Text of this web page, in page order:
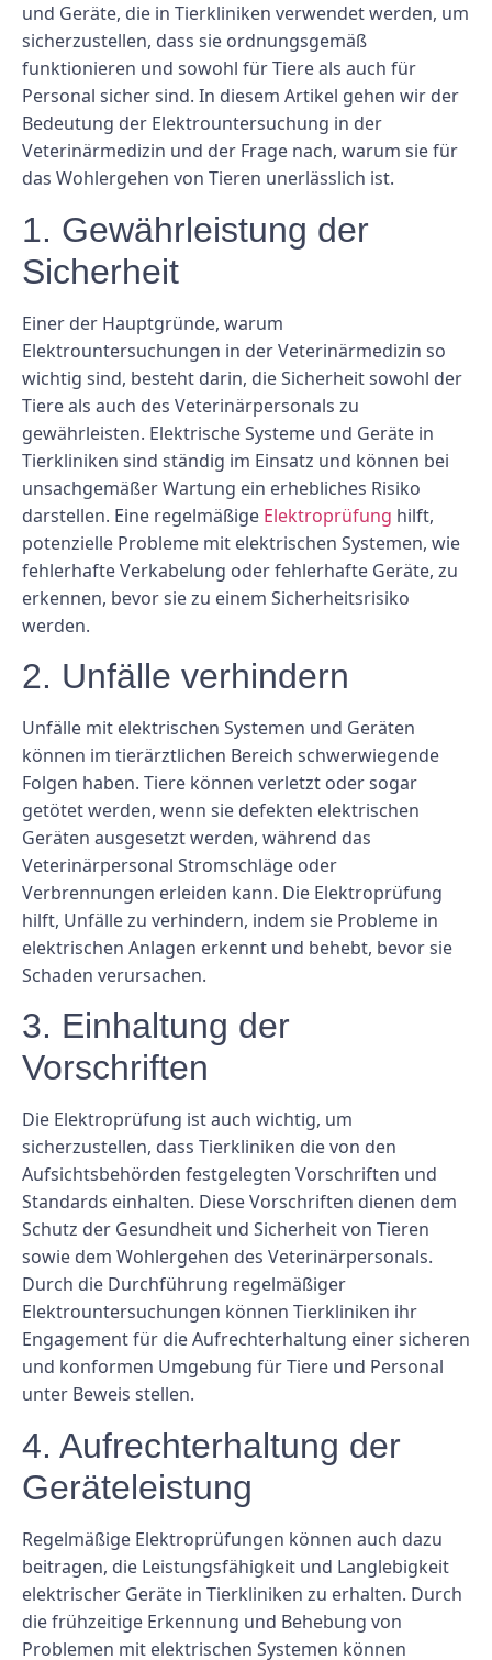
und Geräte, die in Tierkliniken verwendet werden, um
sicherzustellen, dass sie ordnungsgemäß
funktionieren und sowohl für Tiere als auch für
Personal sicher sind. In diesem Artikel gehen wir der
Bedeutung der Elektrountersuchung in der
Veterinärmedizin und der Frage nach, warum sie für
das Wohlergehen von Tieren unerlässlich ist.
1. Gewährleistung der
Sicherheit
Einer der Hauptgründe, warum
Elektrountersuchungen in der Veterinärmedizin so
wichtig sind, besteht darin, die Sicherheit sowohl der
Tiere als auch des Veterinärpersonals zu
gewährleisten. Elektrische Systeme und Geräte in
Tierkliniken sind ständig im Einsatz und können bei
unsachgemäßer Wartung ein erhebliches Risiko
darstellen. Eine regelmäßige Elektroprüfung hilft,
potenzielle Probleme mit elektrischen Systemen, wie
fehlerhafte Verkabelung oder fehlerhafte Geräte, zu
erkennen, bevor sie zu einem Sicherheitsrisiko
werden.
2. Unfälle verhindern
Unfälle mit elektrischen Systemen und Geräten
können im tierärztlichen Bereich schwerwiegende
Folgen haben. Tiere können verletzt oder sogar
getötet werden, wenn sie defekten elektrischen
Geräten ausgesetzt werden, während das
Veterinärpersonal Stromschläge oder
Verbrennungen erleiden kann. Die Elektroprüfung
hilft, Unfälle zu verhindern, indem sie Probleme in
elektrischen Anlagen erkennt und behebt, bevor sie
Schaden verursachen.
3. Einhaltung der
Vorschriften
Die Elektroprüfung ist auch wichtig, um
sicherzustellen, dass Tierkliniken die von den
Aufsichtsbehörden festgelegten Vorschriften und
Standards einhalten. Diese Vorschriften dienen dem
Schutz der Gesundheit und Sicherheit von Tieren
sowie dem Wohlergehen des Veterinärpersonals.
Durch die Durchführung regelmäßiger
Elektrountersuchungen können Tierkliniken ihr
Engagement für die Aufrechterhaltung einer sicheren
und konformen Umgebung für Tiere und Personal
unter Beweis stellen.
4. Aufrechterhaltung der
Geräteleistung
Regelmäßige Elektroprüfungen können auch dazu
beitragen, die Leistungsfähigkeit und Langlebigkeit
elektrischer Geräte in Tierkliniken zu erhalten. Durch
die frühzeitige Erkennung und Behebung von
Problemen mit elektrischen Systemen können